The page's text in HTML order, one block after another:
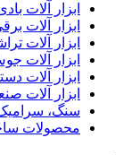
ابزار آلات
ابزار آلات
ابزار آلات
ابزار آلات
ابزار آلات
ابزار آلات
سنگ،
محصولات